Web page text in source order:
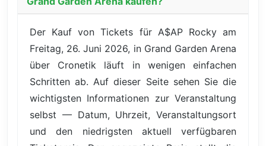
Der Kauf von Tickets für A$AP Rocky am
Freitag, 26. Juni 2026, in Grand Garden Arena
über Cronetik läuft in wenigen einfachen
Schritten ab. Auf dieser Seite sehen Sie die
wichtigsten Informationen zur Veranstaltung
selbst — Datum, Uhrzeit, Veranstaltungsort
und den niedrigsten aktuell verfügbaren